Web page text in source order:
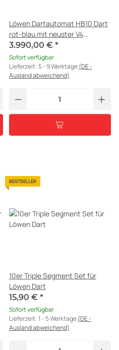
Löwen Dartautomat HB10 Dart
rot-blau mit neuster V4
Software
3.990,00 € *
Sofort verfügbar
Lieferzeit:5 - 9 Werktage(DE -
Ausland abweichend)
BESTSELLER
10er Triple Segment Set für
Löwen Dart
15,90 € *
Sofort verfügbar
Lieferzeit:1 - 5 Werktage(DE -
Ausland abweichend)